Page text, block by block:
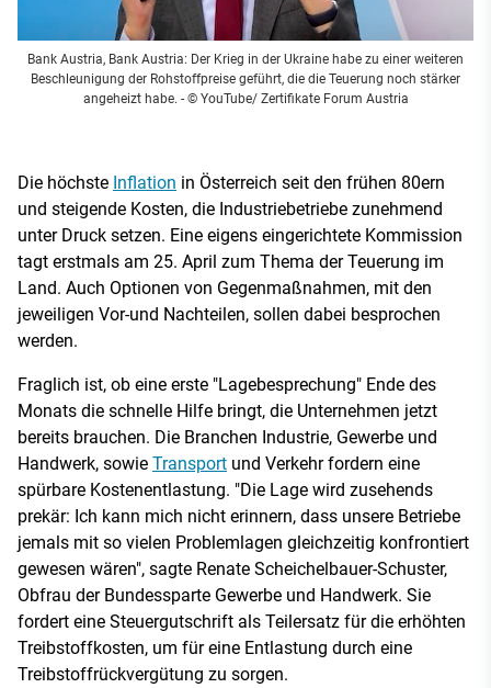
Bank Austria, Bank Austria: Der Krieg in der Ukraine habe zu einer weiteren
Beschleunigung der Rohstoffpreise geführt, die die Teuerung noch stärker
angeheizt habe. - © YouTube/ Zertifikate Forum Austria
Die höchste Inflation in Österreich seit den frühen 80ern
und steigende Kosten, die Industriebetriebe zunehmend
unter Druck setzen. Eine eigens eingerichtete Kommission
tagt erstmals am 25. April zum Thema der Teuerung im
Land. Auch Optionen von Gegenmaßnahmen, mit den
jeweiligen Vor-und Nachteilen, sollen dabei besprochen
werden.
Fraglich ist, ob eine erste "Lagebesprechung" Ende des
Monats die schnelle Hilfe bringt, die Unternehmen jetzt
bereits brauchen. Die Branchen Industrie, Gewerbe und
Handwerk, sowie Transport und Verkehr fordern eine
spürbare Kostenentlastung. "Die Lage wird zusehends
prekär: Ich kann mich nicht erinnern, dass unsere Betriebe
jemals mit so vielen Problemlagen gleichzeitig konfrontiert
gewesen wären", sagte Renate Scheichelbauer-Schuster,
Obfrau der Bundessparte Gewerbe und Handwerk. Sie
fordert eine Steuergutschrift als Teilersatz für die erhöhten
Treibstoffkosten, um für eine Entlastung durch eine
Treibstoffrückvergütung zu sorgen.